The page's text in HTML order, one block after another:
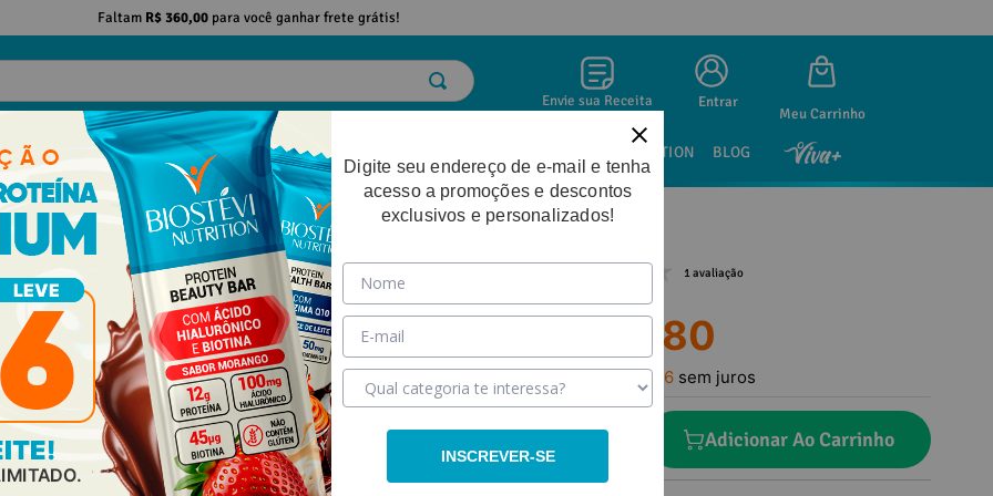
Faltam R$ 360,00para você ganhar frete grátis!
Envie sua Receita Entrar
EMAGRECIMENTO DESEMPENHO FÍSICO NUTRITION BLOG
e retenção de líquido
1 avaliação
178, 80
35, 76 sem juros
Adicionar Ao Carrinho
Digite seu endereço de e-mail e tenha
acesso a promoções e descontos
exclusivos e personalizados!
INSCREVER-SE